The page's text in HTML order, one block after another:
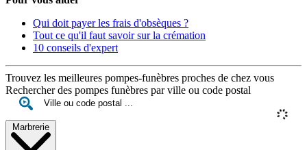
Qui doit payer les frais d'obsèques ?
Tout ce qu'il faut savoir sur la crémation
10 conseils d'expert
Trouvez les meilleures pompes-funèbres proches de chez vous
Rechercher des pompes funèbres par ville ou code postal
Marbrerie